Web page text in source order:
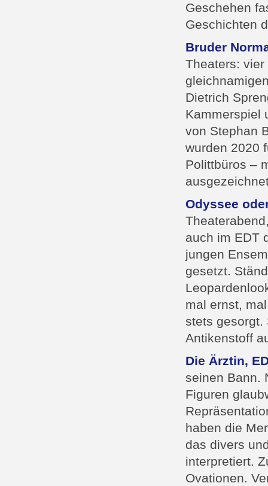
Geschehen
Geschichten
Bruder
Theaters: vier
Dietrich
Kammerspiel
von Stephan
wurden 2020
Polittbüros –
Odyssee
auch im EDT
jungen
gesetzt.
mal ernst,
stets gesorgt.
Antikenstoff
Die Ärztin,
seinen Bann.
Figuren
haben die
das divers
interpretiert.
Ovationen.